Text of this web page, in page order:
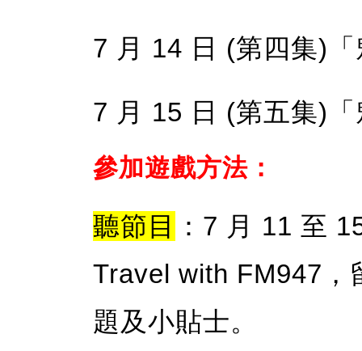
7 月 14 日 (第四集)
7 月 15 日 (第五集)
參加遊戲方法：
聽節目 ：7 月 11 至
Travel with FM947，
題及小貼士。